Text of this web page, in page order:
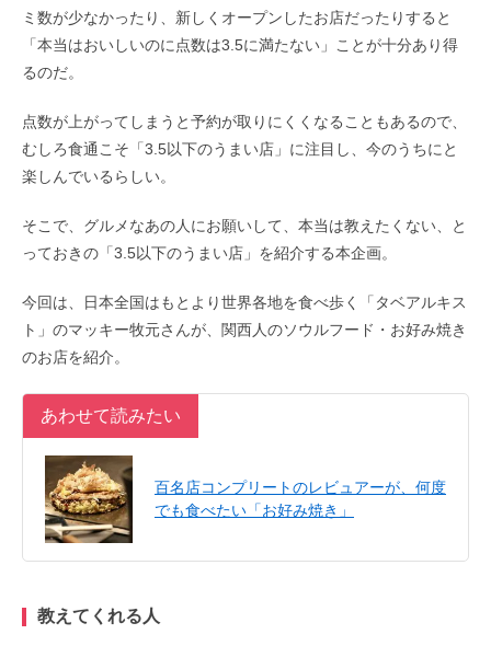
ミ数が少なかったり、新しくオープンしたお店だったりすると
「本当はおいしいのに点数は3.5に満たない」ことが十分あり得
るのだ。
点数が上がってしまうと予約が取りにくくなることもあるので、
むしろ食通こそ「3.5以下のうまい店」に注目し、今のうちにと
楽しんでいるらしい。
そこで、グルメなあの人にお願いして、本当は教えたくない、と
っておきの「3.5以下のうまい店」を紹介する本企画。
今回は、日本全国はもとより世界各地を食べ歩く「タベアルキス
ト」のマッキー牧元さんが、関西人のソウルフード・お好み焼き
のお店を紹介。
あわせて読みたい
百名店コンプリートのレビュアーが、何度
でも食べたい「お好み焼き」
教えてくれる人